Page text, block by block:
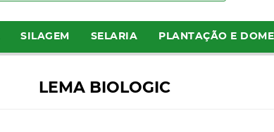
SILAGEM SELARIA PLANTAÇÃO E
LEMA BIOLOGIC